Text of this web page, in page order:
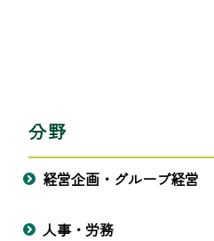
分野
経営企画・グループ経営
人事・労務